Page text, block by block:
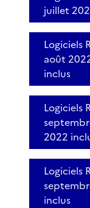
juillet
Logiciels
août
inclus
Logiciels
2022
Logiciels
inclus